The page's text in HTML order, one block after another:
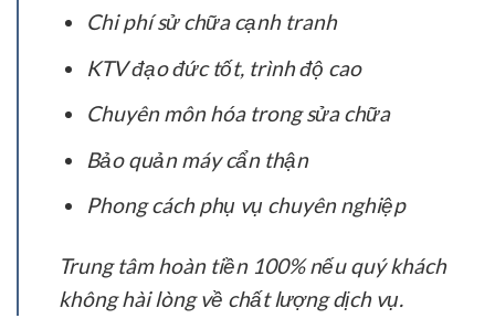
Chi phí sử chữa cạnh tranh
KTV đạo đức tốt, trình độ cao
Chuyên môn hóa trong sửa chữa
Bảo quản máy cẩn thận
Phong cách phụ vụ chuyên nghiệp
Trung tâm hoàn tiền 100% nếu quý khách
không hài lòng về chất lượng dịch vụ.